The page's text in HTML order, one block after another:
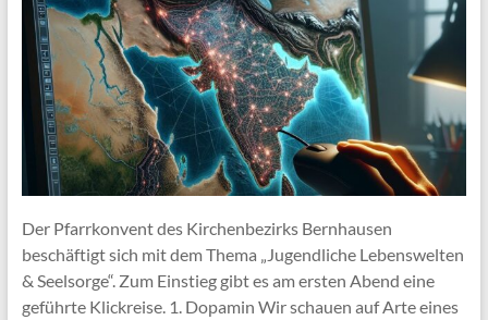
Der Pfarrkonvent des Kirchenbezirks Bernhausen
beschäftigt sich mit dem Thema „Jugendliche Lebenswelten
& Seelsorge“. Zum Einstieg gibt es am ersten Abend eine
geführte Klickreise. 1. Dopamin Wir schauen auf Arte eines